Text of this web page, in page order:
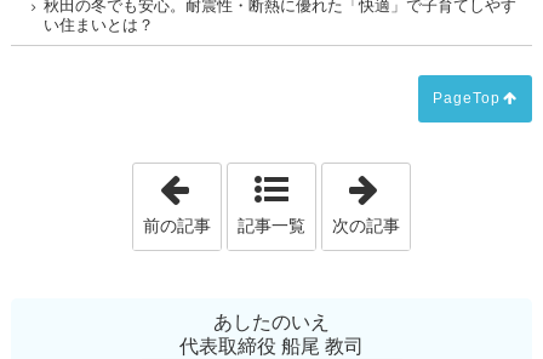
秋田の冬でも安心。耐震性・断熱に優れた「快適」で子育てしやす
い住まいとは？
PageTop
「新年のご挨拶」
前の記事 記事一覧 次の記事
あしたのいえ
代表取締役 船尾 教司